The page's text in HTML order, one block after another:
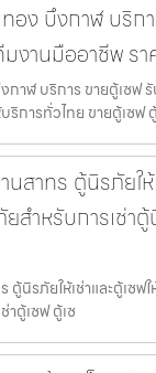
อง บึงกาฬ บริก
งานมืออาชีพ รา
กาฬ บริการ ขายตู้เซฟ
การทั่วไทย ขายตู้เซฟ
สาทร ตู้นิรภัยให้
สำหรับการเช่า
ตู้นิรภัยให้เช่าและตู้เซฟ
าตู้เซฟ ตู้เซ